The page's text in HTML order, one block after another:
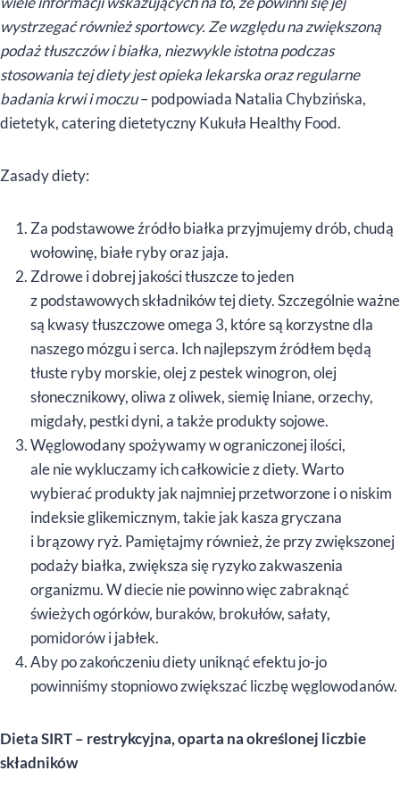
wystrzegać również sportowcy. Ze względu na zwiększoną
podaż tłuszczów i białka, niezwykle istotna podczas
stosowania tej diety jest opieka lekarska oraz regularne
badania krwi i moczu– podpowiada Natalia Chybzińska,
dietetyk, catering dietetyczny Kukuła Healthy Food.
Zasady diety:
Za podstawowe źródło białka przyjmujemy drób, chudą
wołowinę, białe ryby oraz jaja.
Zdrowe i dobrej jakości tłuszcze to jeden
z podstawowych składników tej diety. Szczególnie ważne
są kwasy tłuszczowe omega 3, które są korzystne dla
naszego mózgu i serca. Ich najlepszym źródłem będą
tłuste ryby morskie, olej z pestek winogron, olej
słonecznikowy, oliwa z oliwek, siemię lniane, orzechy,
migdały, pestki dyni, a także produkty sojowe.
Węglowodany spożywamy w ograniczonej ilości,
ale nie wykluczamy ich całkowicie z diety. Warto
wybierać produkty jak najmniej przetworzone i o niskim
indeksie glikemicznym, takie jak kasza gryczana
i brązowy ryż. Pamiętajmy również, że przy zwiększonej
podaży białka, zwiększa się ryzyko zakwaszenia
organizmu. W diecie nie powinno więc zabraknąć
świeżych ogórków, buraków, brokułów, sałaty,
pomidorów i jabłek.
Aby po zakończeniu diety uniknąć efektu jo-jo
powinniśmy stopniowo zwiększać liczbę węglowodanów.
Dieta SIRT – restrykcyjna, oparta na określonej liczbie
składników